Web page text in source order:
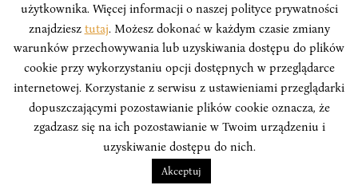
INSTYTUT BOYMA. WSZELKIE PRAWA ZASTRZEŻONE.
Polityka
Prywatności Serwisu Polityka Prywatności Fundacji
design Beata Świerczyńska , development Alan Głodek
użytkownika. Więcej informacji o naszej polityce prywatności
znajdziesz tutaj. Możesz dokonać w każdym czasie zmiany
warunków przechowywania lub uzyskiwania dostępu do plików
cookie przy wykorzystaniu opcji dostępnych w przeglądarce
internetowej. Korzystanie z serwisu z ustawieniami przeglądarki
dopuszczającymi pozostawianie plików cookie oznacza, że
zgadzasz się na ich pozostawianie w Twoim urządzeniu i
uzyskiwanie dostępu do nich.
Akceptuj